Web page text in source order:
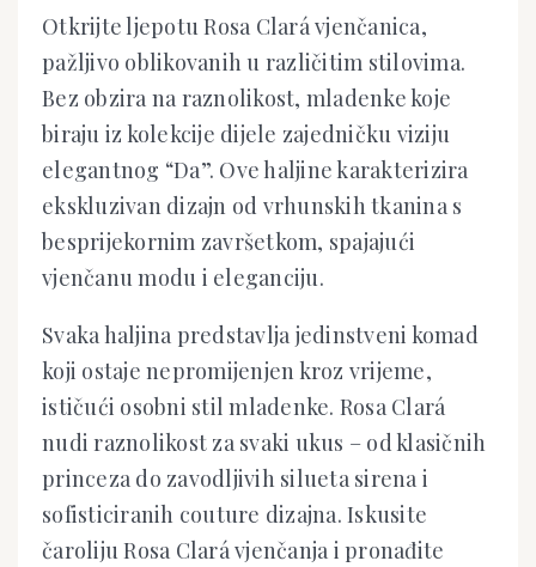
Otkrijte ljepotu Rosa Clará vjenčanica,
pažljivo oblikovanih u različitim stilovima.
Bez obzira na raznolikost, mladenke koje
biraju iz kolekcije dijele zajedničku viziju
elegantnog “Da”. Ove haljine karakterizira
ekskluzivan dizajn od vrhunskih tkanina s
besprijekornim završetkom, spajajući
vjenčanu modu i eleganciju.
Svaka haljina predstavlja jedinstveni komad
koji ostaje nepromijenjen kroz vrijeme,
ističući osobni stil mladenke. Rosa Clará
nudi raznolikost za svaki ukus – od klasičnih
princeza do zavodljivih silueta sirena i
sofisticiranih couture dizajna. Iskusite
čaroliju Rosa Clará vjenčanja i pronađite